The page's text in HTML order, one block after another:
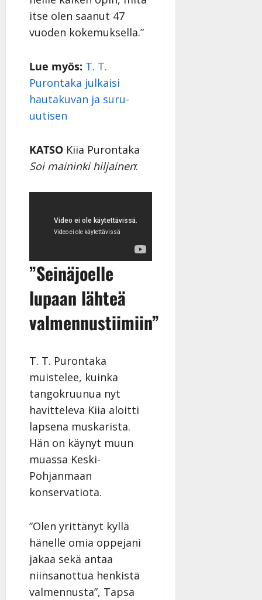
itse olen saanut 47
vuoden kokemuksella.”
Lue myös: T. T.
Purontaka julkaisi
hautakuvan ja suru-
uutisen
KATSO Kiia Purontaka
Soi maininki hiljainen:
”Seinäjoelle
lupaan lähteä
valmennustiimiin”
T. T. Purontaka
muistelee, kuinka
tangokruunua nyt
havitteleva Kiia aloitti
lapsena muskarista.
Hän on käynyt muun
muassa Keski-
Pohjanmaan
konservatiota.
”Olen yrittänyt kyllä
hänelle omia oppejani
jakaa sekä antaa
niinsanottua henkistä
valmennusta”, Tapsa